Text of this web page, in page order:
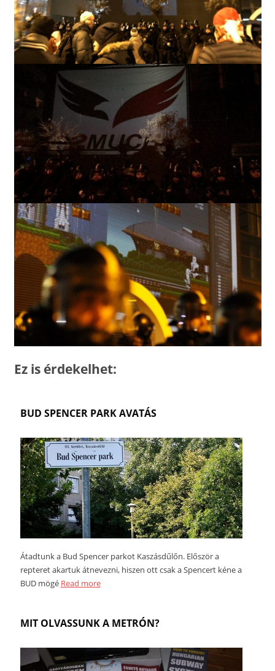
Ez is érdekelhet:
BUD SPENCER PARK AVATÁS
Átadtunk a Bud Spencer parkot Kaszásdűlőn. Először a
repteret akartuk átnevezni, hiszen ott csak a Spencert kéne a
BUD mögé Read more
MIT OLVASSUNK A METRÓN?